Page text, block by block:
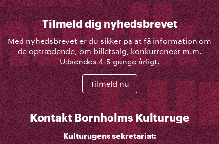
Tilmeld dig nyhedsbrevet
Med nyhedsbrevet er du sikker på at få information om
de optrædende, om billetsalg, konkurrencer m.m.
Udsendes 4-5 gange årligt.
Tilmeld nu
Kontakt Bornholms Kulturuge
Kulturugens sekretariat: